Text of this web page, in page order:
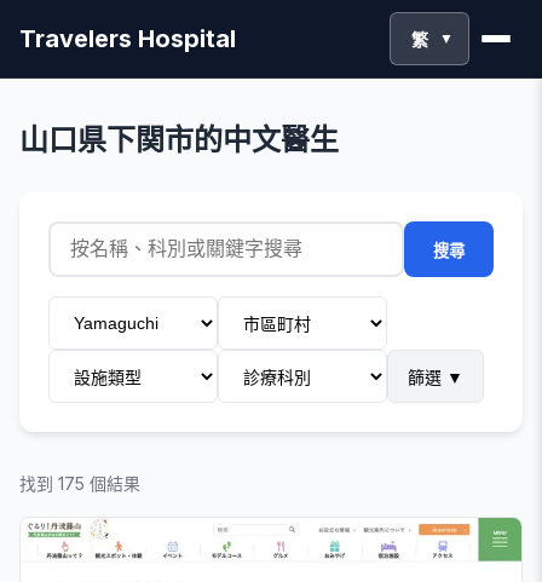
Travelers Hospital 繁 ▼
山口県下関市的中文醫生
搜尋
篩選 ▼
找到 175 個結果